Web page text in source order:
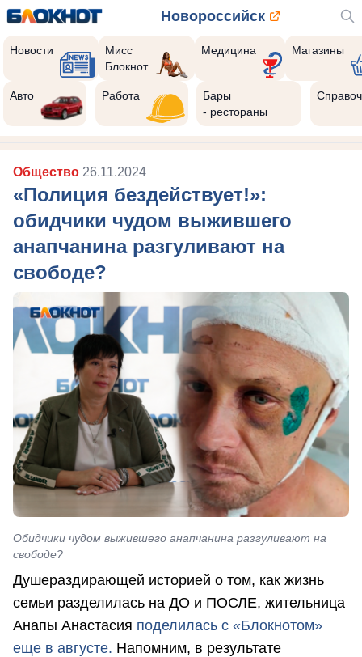
Новороссийск
Новости
Мисс
Блокнот
Медицина Магазины
Авто Работа
Бары
- рестораны
Общество 26.11.2024
«Полиция бездействует!»:
обидчики чудом выжившего
анапчанина разгуливают на
свободе?
Обидчики чудом выжившего анапчанина разгуливают на
свободе?
Душераздирающей историей о том, как жизнь
семьи разделилась на ДО и ПОСЛЕ, жительница
Анапы Анастасия поделилась с «Блокнотом»
еще в августе. Напомним, в результате